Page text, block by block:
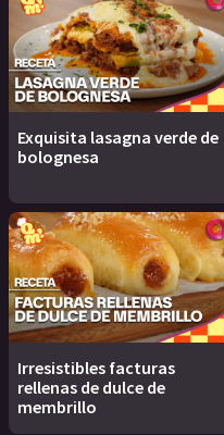
Exquisita lasagna verde de
bolognesa
Irresistibles facturas
rellenas de dulce de
membrillo